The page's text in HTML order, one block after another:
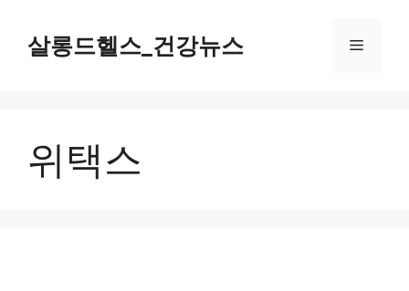
살롱드헬스_건강뉴스 메
위택스